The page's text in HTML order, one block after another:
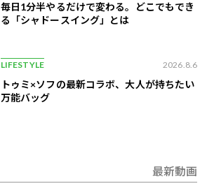
毎日1分半やるだけで変わる。どこでもでき
る「シャドースイング」とは
LIFESTYLE 2026.8.6
トゥミ×ソフの最新コラボ、大人が持ちたい
万能バッグ
最新動画